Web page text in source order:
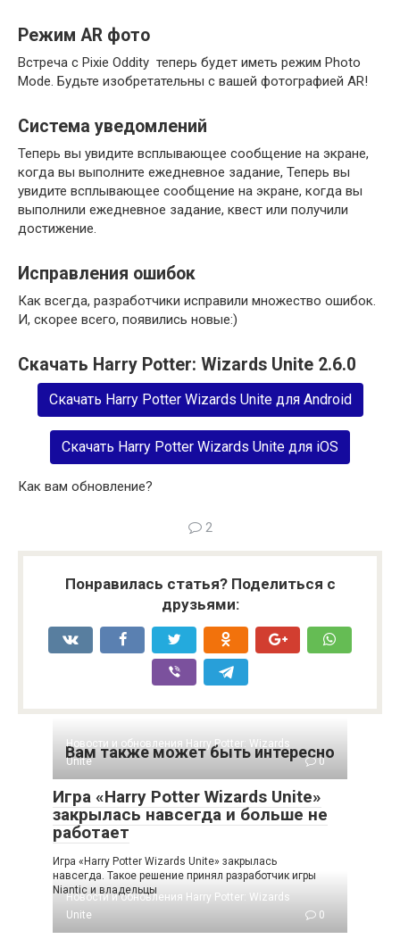
Режим AR фото
Встреча с Pixie Oddity теперь будет иметь режим Photo
Mode. Будьте изобретательны с вашей фотографией AR!
Система уведомлений
Теперь вы увидите всплывающее сообщение на экране,
когда вы выполните ежедневное задание, Теперь вы
увидите всплывающее сообщение на экране, когда вы
выполнили ежедневное задание, квест или получили
достижение.
Исправления ошибок
Как всегда, разработчики исправили множество ошибок.
И, скорее всего, появились новые:)
Скачать Harry Potter: Wizards Unite 2.6.0
Скачать Harry Potter Wizards Unite для Android
Скачать Harry Potter Wizards Unite для iOS
Как вам обновление?
2
Понравилась статья? Поделиться с
друзьями:
Вам также может быть интересно
Новости и обновления Harry Potter: Wizards
Unite
0
Игра «Harry Potter Wizards Unite»
закрылась навсегда и больше не
работает
Игра «Harry Potter Wizards Unite» закрылась
навсегда. Такое решение принял разработчик игры
Niantic и владельцы
Новости и обновления Harry Potter: Wizards
Unite
0